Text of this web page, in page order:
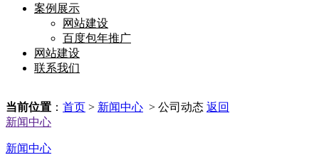
案例展示
网站建设
百度包年推广
网站建设
联系我们
当前位置 ： 首页 > 新闻中心 > 公司动态 返回
新闻中心
新闻中心